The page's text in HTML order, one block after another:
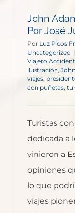
John
Por José
Por Luz Picos
Uncategorized |
Viajero
ilustración
viajes
con puñetas,
Turistas
dedicada a
vinieron a
opiniones
lo que
viajes